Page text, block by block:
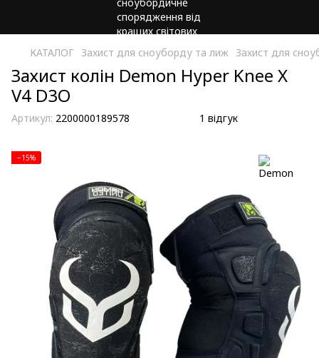
КАТАЛОГ Захист для сноуборду та лиж Захист для
Захист колін Demon Hyper Knee X
V4 D3O
Артикул: 2200000189578 1 відгук
−15%